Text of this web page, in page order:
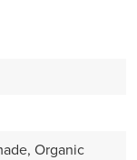
Organic